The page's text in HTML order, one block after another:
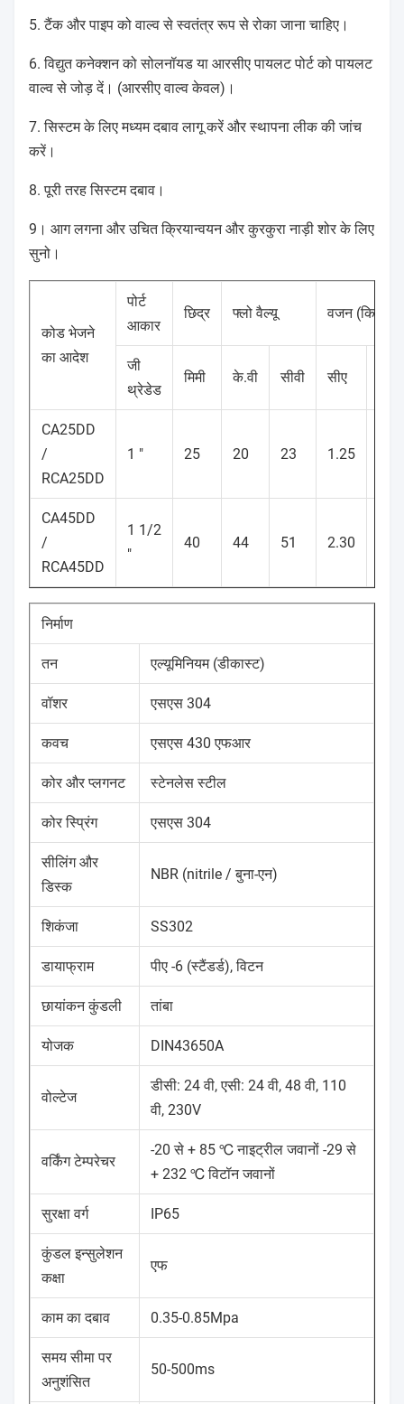
5. टैंक और पाइप को वाल्व से स्वतंत्र रूप से रोका जाना चाहिए।
6. विद्युत कनेक्शन को सोलनॉयड या आरसीए पायलट पोर्ट को पायलट
वाल्व से जोड़ दें। (आरसीए वाल्व केवल)।
7. सिस्टम के लिए मध्यम दबाव लागू करें और स्थापना लीक की जांच
करें।
8. पूरी तरह सिस्टम दबाव।
9। आग लगना और उचित क्रियान्वयन और कुरकुरा नाड़ी शोर के लिए
सुनो।
कोड भेजने
का आदेश
पोर्ट
आकार
छिद्र फ्लो वैल्यू वजन (किग्रा)
जी
थ्रेडेड
मिमी के.वी सीवी सीए
CA25DD
/
RCA25DD
1 " 25 20 23 1.25
CA45DD
/
RCA45DD
1 1/2
"
40 44 51 2.30
निर्माण
तन एल्यूमिनियम (डीकास्ट)
वॉशर एसएस 304
कवच एसएस 430 एफआर
कोर और प्लगनट स्टेनलेस स्टील
कोर स्प्रिंग एसएस 304
सीलिंग और
डिस्क
NBR (nitrile / बुना-एन)
शिकंजा SS302
डायाफ्राम पीए -6 (स्टैंडर्ड), विटन
छायांकन कुंडली तांबा
योजक DIN43650A
वोल्टेज
डीसी: 24 वी, एसी: 24 वी, 48 वी, 110
वी, 230V
वर्किंग टेम्परेचर
-20 से + 85 ℃ नाइट्रील जवानों -29 से
+ 232 ℃ विटॉन जवानों
सुरक्षा वर्ग IP65
कुंडल इन्सुलेशन
कक्षा
एफ
काम का दबाव 0.35-0.85Mpa
समय सीमा पर
अनुशंसित
50-500ms